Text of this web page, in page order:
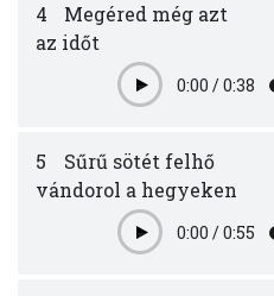
4
Megéred még azt
az időt
Play0:00 /0:38
5
Sűrű sötét felhő
vándorol a hegyeken
Play0:00 /0:55